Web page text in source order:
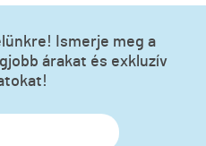
Ismerje meg a
árakat és exkluzív